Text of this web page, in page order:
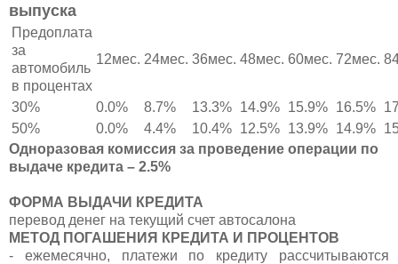
выпуска
Предоплата
за
автомобиль
в процентах
12мес. 24мес. 36мес. 48мес. 60мес. 72мес.
30% 0.0% 8.7% 13.3% 14.9% 15.9% 16.5%
50%
0.0% 4.4% 10.4% 12.5% 13.9% 14.9%
Одноразовая комиссия за проведение операции по
выдаче кредита – 2.5%
ФОРМА ВЫДАЧИ КРЕДИТА
перевод денег на текущий счет автосалона
МЕТОД ПОГАШЕНИЯ КРЕДИТА И ПРОЦЕНТОВ
- ежемесячно, платежи по кредиту рассчитываются